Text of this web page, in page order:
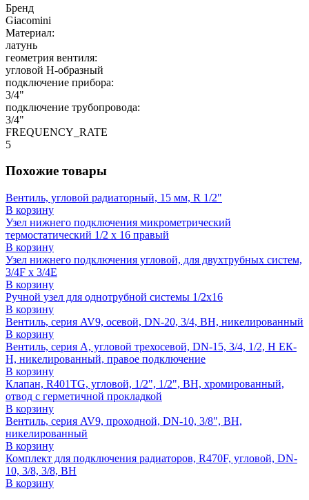
Бренд
Giacomini
Материал:
латунь
геометрия вентиля:
угловой H-образный
подключение прибора:
3/4"
подключение трубопровода:
3/4"
FREQUENCY_RATE
5
Похожие товары
Вентиль, угловой радиаторный, 15 мм, R 1/2"
В корзину
Узел нижнего подключения микрометрический
термостатический 1/2 x 16 правый
В корзину
Узел нижнего подключения угловой, для двухтрубных систем,
3/4F x 3/4E
В корзину
Ручной узел для однотрубной системы 1/2x16
В корзину
Вентиль, серия AV9, осевой, DN-20, 3/4, ВН, никелированный
В корзину
Вентиль, серия A, угловой трехосевой, DN-15, 3/4, 1/2, Н ЕК-
Н, никелированный, правое подключение
В корзину
Клапан, R401TG, угловой, 1/2", 1/2", ВН, хромированный,
отвод с герметичной прокладкой
В корзину
Вентиль, серия AV9, проходной, DN-10, 3/8", ВН,
никелированный
В корзину
Комплект для подключения радиаторов, R470F, угловой, DN-
10, 3/8, 3/8, ВН
В корзину